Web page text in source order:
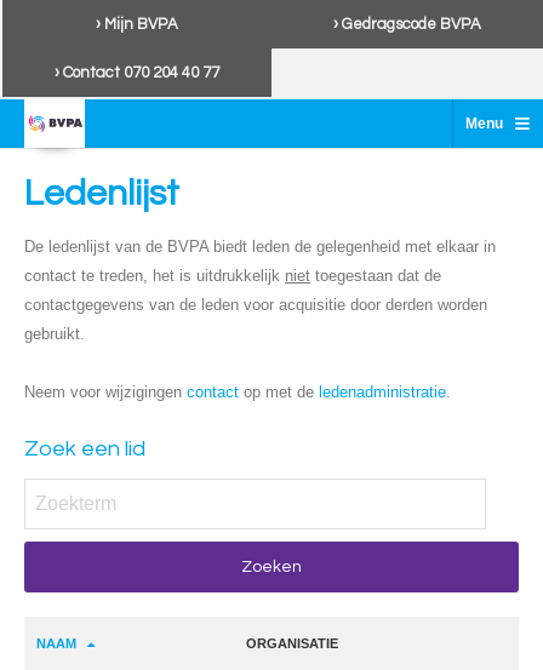
› Mijn BVPA › Gedragscode BVPA
› Contact 070 204 40 77
Menu ≡
Ledenlijst
De ledenlijst van de BVPA biedt leden de gelegenheid met elkaar in
contact te treden, het is uitdrukkelijk niet toegestaan dat de
contactgegevens van de leden voor acquisitie door derden worden
gebruikt.
Neem voor wijzigingen contact op met de ledenadministratie.
Zoek een lid
NAAM ORGANISATIE